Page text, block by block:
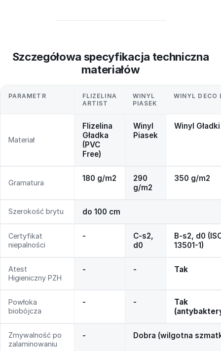
Szczegółowa specyfikacja techniczna
materiałów
PARAMETR
FLIZELINA
ARTIST
WINYL
PIASEK
WINYL DECO
Materiał
Flizelina
Gładka
(PVC
Free)
Winyl
Piasek
Winyl Gładki
Gramatura 180 g/m2
290
g/m2
350 g/m2
Szerokość brytu do 100 cm
Certyfikat
niepalności
-
C-s2,
d0
B-s2, d0
13501-1)
Atest
Higieniczny PZH
- - Tak
Powłoka
biobójcza
- -
Tak
Zmywalność po
zalaminowaniu
- Dobra (wilgotna